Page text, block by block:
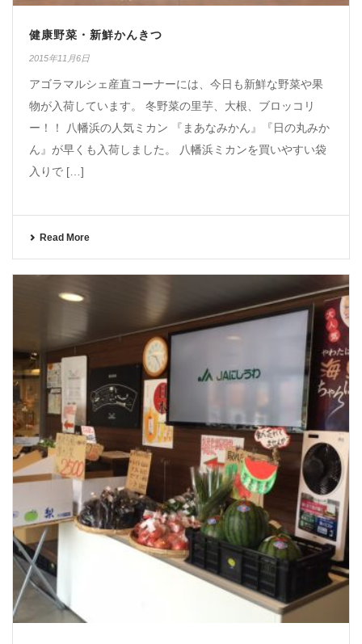
健康野菜・新鮮かんきつ
2015年11月6日
アゴラマルシェ産直コーナーには、今日も新鮮な野菜や果
物が入荷しています。 冬野菜の里芋、大根、ブロッコリ
ー！！ 八幡浜の人気ミカン 『まあなみかん』『日の丸みか
ん』が早くも入荷しました。 八幡浜ミカンを買いやすい袋
入りで […]
Read More